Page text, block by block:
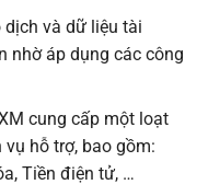
và dữ liệu tài
nhờ áp dụng các công
cung cấp một loạt
hỗ trợ, bao gồm:
Tiền điện tử, …